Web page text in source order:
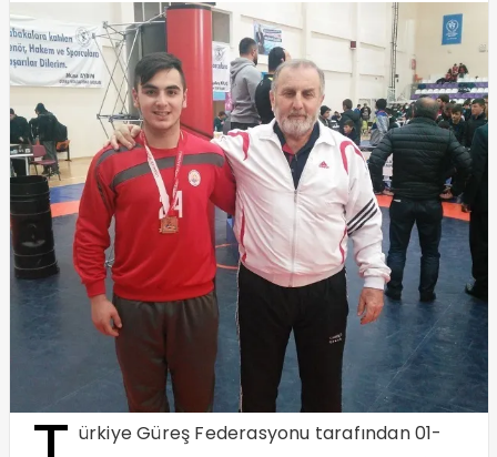
ürkiye Güreş Federasyonu tarafından 01-